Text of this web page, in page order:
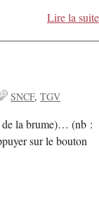
Lire la suite
SNCF TGV
la brume)… (nb :
sur le bouton